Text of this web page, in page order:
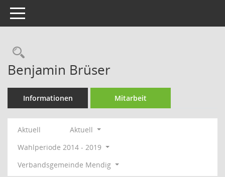
Toggle navigation
Rechercheauswahl
Benjamin Brüser
Informationen Mitarbeit
Aktuell
Aktuell
Wahlperiode 2014 - 2019
Verbandsgemeinde Mendig